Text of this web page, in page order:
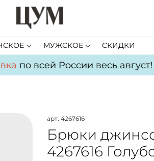
МУЖСКОЕ СКИДКИ
по всей России весь август!
арт. 4267616
Брюки
4267616